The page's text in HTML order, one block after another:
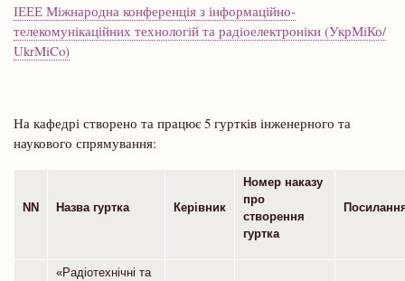
ІЕЕЕ Міжнародна конференція з інформаційно-
телекомунікаційних технологій та радіоелектроніки (УкрМіКо/
UkrMiCo)
На кафедрі створено та працює 5 гуртків інженерного та
наукового спрямування:
NN Назва гуртка Керівник
Номер наказу
про
створення
гуртка
«Радіотехнічні та